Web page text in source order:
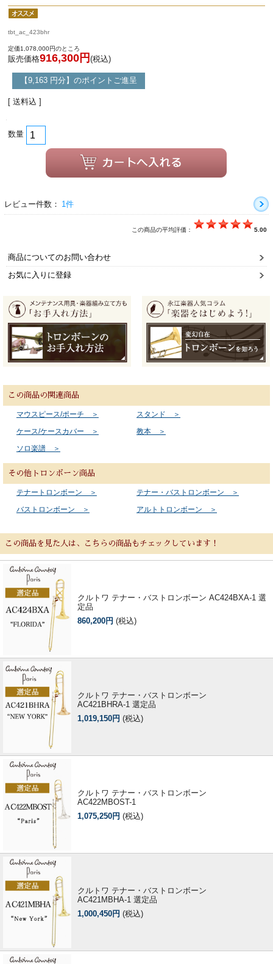
tbt_ac_423bhr
定価1,078,000円のところ
販売価格916,300円 (税込)
【9,163 円分】のポイントご進呈
[ 送料込 ]
数量
レビュー件数： 1件
この商品の平均評価： 5.00
商品についてのお問い合わせ
お気に入りに登録
この商品の関連商品
マウスピース/ポーチ ＞
スタンド ＞
ケース/ケースカバー ＞
教本 ＞
ソロ楽譜 ＞
その他トロンボーン商品
テナートロンボーン ＞
テナー・バストロンボーン ＞
バストロンボーン ＞
アルトトロンボーン ＞
この商品を見た人は、こちらの商品もチェックしています！
クルトワ テナー・バストロンボーン AC424BXA-1 選
定品
860,200円 (税込)
クルトワ テナー・バストロンボーン
AC421BHRA-1 選定品
1,019,150円 (税込)
クルトワ テナー・バストロンボーン
AC422MBOST-1
1,075,250円 (税込)
クルトワ テナー・バストロンボーン
AC421MBHA-1 選定品
1,000,450円 (税込)